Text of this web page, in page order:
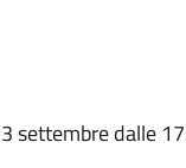
settembre dalle